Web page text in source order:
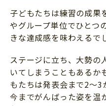
子どもたちは練習の成果
やグループ単位でひとつ
きな達成感を味わえるで
ステージに立ち、大勢の
いてしまうこともあるか
もたちは発表会まで2〜3
今までがんばった姿を温